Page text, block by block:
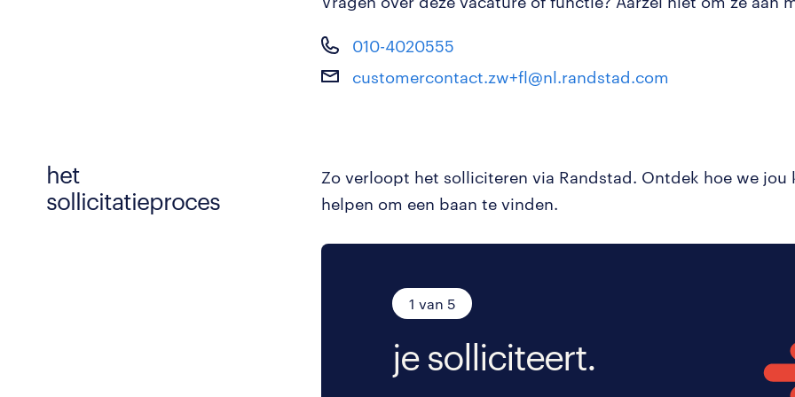
010-4020555
customercontact.zw+fl@nl.randstad.com
het
sollicitatieproces
Zo verloopt het solliciteren via Randstad. Ontdek hoe we jou
helpen om een baan te vinden.
1 van 5
je solliciteert.